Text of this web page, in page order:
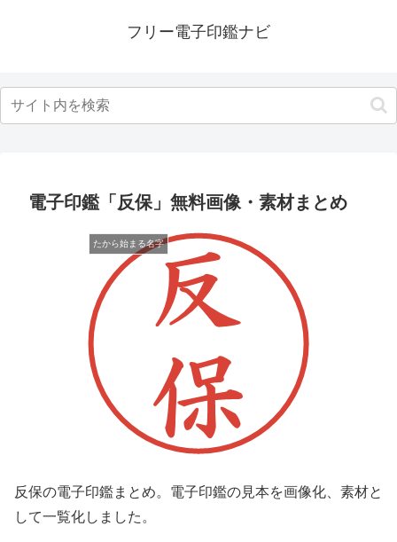
フリー電子印鑑ナビ
電子印鑑「反保」無料画像・素材まとめ
たから始まる名字
反保の電子印鑑まとめ。電子印鑑の見本を画像化、素材と
して一覧化しました。